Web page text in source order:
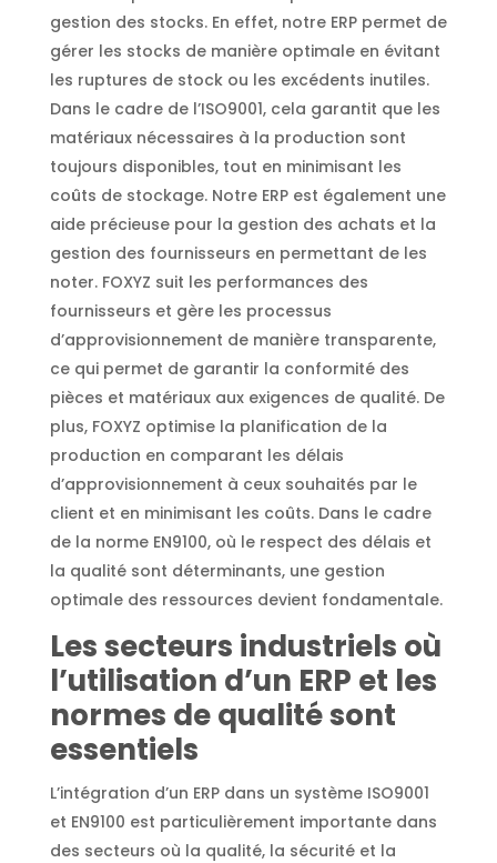
gestion des stocks. En effet, notre ERP permet de
gérer les stocks de manière optimale en évitant
les ruptures de stock ou les excédents inutiles.
Dans le cadre de l’ISO9001, cela garantit que les
matériaux nécessaires à la production sont
toujours disponibles, tout en minimisant les
coûts de stockage. Notre ERP est également une
aide précieuse pour la gestion des achats et la
gestion des fournisseurs en permettant de les
noter. FOXYZ suit les performances des
fournisseurs et gère les processus
d’approvisionnement de manière transparente,
ce qui permet de garantir la conformité des
pièces et matériaux aux exigences de qualité. De
plus, FOXYZ optimise la planification de la
production en comparant les délais
d’approvisionnement à ceux souhaités par le
client et en minimisant les coûts. Dans le cadre
de la norme EN9100, où le respect des délais et
la qualité sont déterminants, une gestion
optimale des ressources devient fondamentale.
Les secteurs industriels où
l’utilisation d’un ERP et les
normes de qualité sont
essentiels
L’intégration d’un ERP dans un système ISO9001
et EN9100 est particulièrement importante dans
des secteurs où la qualité, la sécurité et la